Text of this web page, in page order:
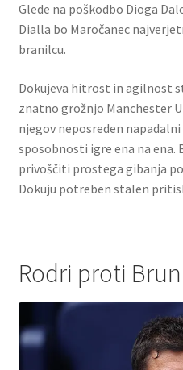
Glede na poškodbo Dioga
Dialla bo Maročanec
branilcu.
Dokujeva hitrost in agilnost
znatno grožnjo Manchester
njegov neposreden
sposobnosti igre ena na ena.
privoščiti prostega gibanja
Dokuju potreben stalen
Rodri proti